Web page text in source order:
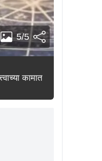
5/5
कामात